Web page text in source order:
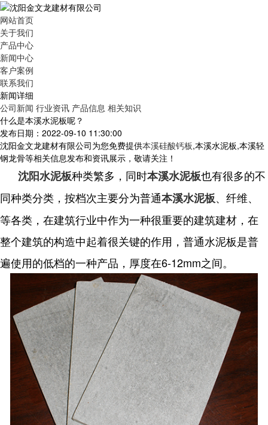
网站首页
关于我们
产品中心
新闻中心
客户案例
联系我们
新闻详细
公司新闻 行业资讯 产品信息 相关知识
什么是本溪水泥板呢？
发布日期：2022-09-10 11:30:00
沈阳金文龙建材有限公司为您免费提供本溪硅酸钙板,本溪水泥板,本溪轻
钢龙骨等相关信息发布和资讯展示，敬请关注！
沈阳水泥板种类繁多，同时本溪水泥板也有很多的不
同种类分类，按档次主要分为普通本溪水泥板、纤维、
等各类，在建筑行业中作为一种很重要的建筑建材，在
整个建筑的构造中起着很关键的作用，普通水泥板是普
遍使用的低档的一种产品，厚度在6-12mm之间。